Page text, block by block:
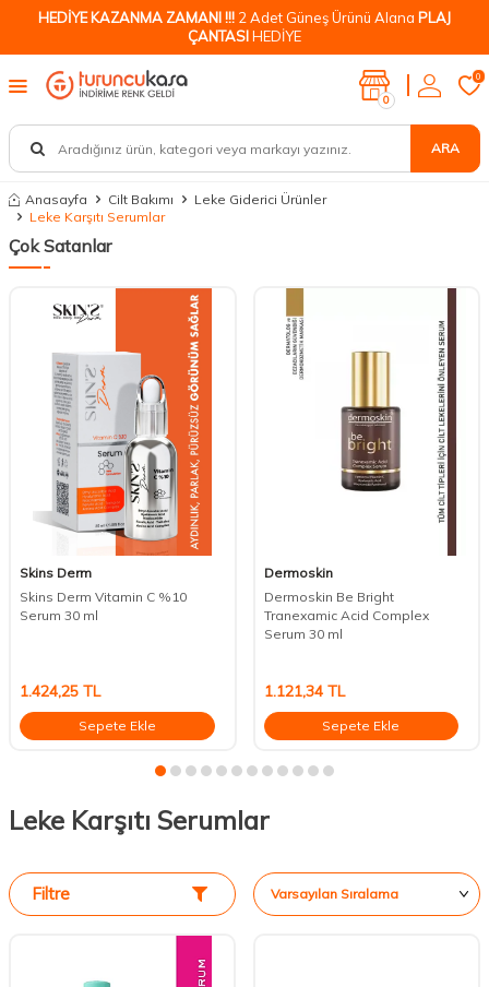
HEDİYE KAZANMA ZAMANI !!! 2 Adet Güneş Ürünü Alana PLAJ
ÇANTASIHEDİYE
ARA
0
0
Anasayfa Cilt Bakımı
Leke Giderici Ürünler
Leke Karşıtı Serumlar
Çok Satanlar
Skins Derm
Skins Derm Vitamin C %10
Serum 30 ml
1.424,25 TL
Sepete Ekle
Dermoskin
Dermoskin Be Bright
Tranexamic Acid Complex
Serum 30 ml
1.121,34TL
Sepete Ekle
Leke Karşıtı Serumlar
Filtre